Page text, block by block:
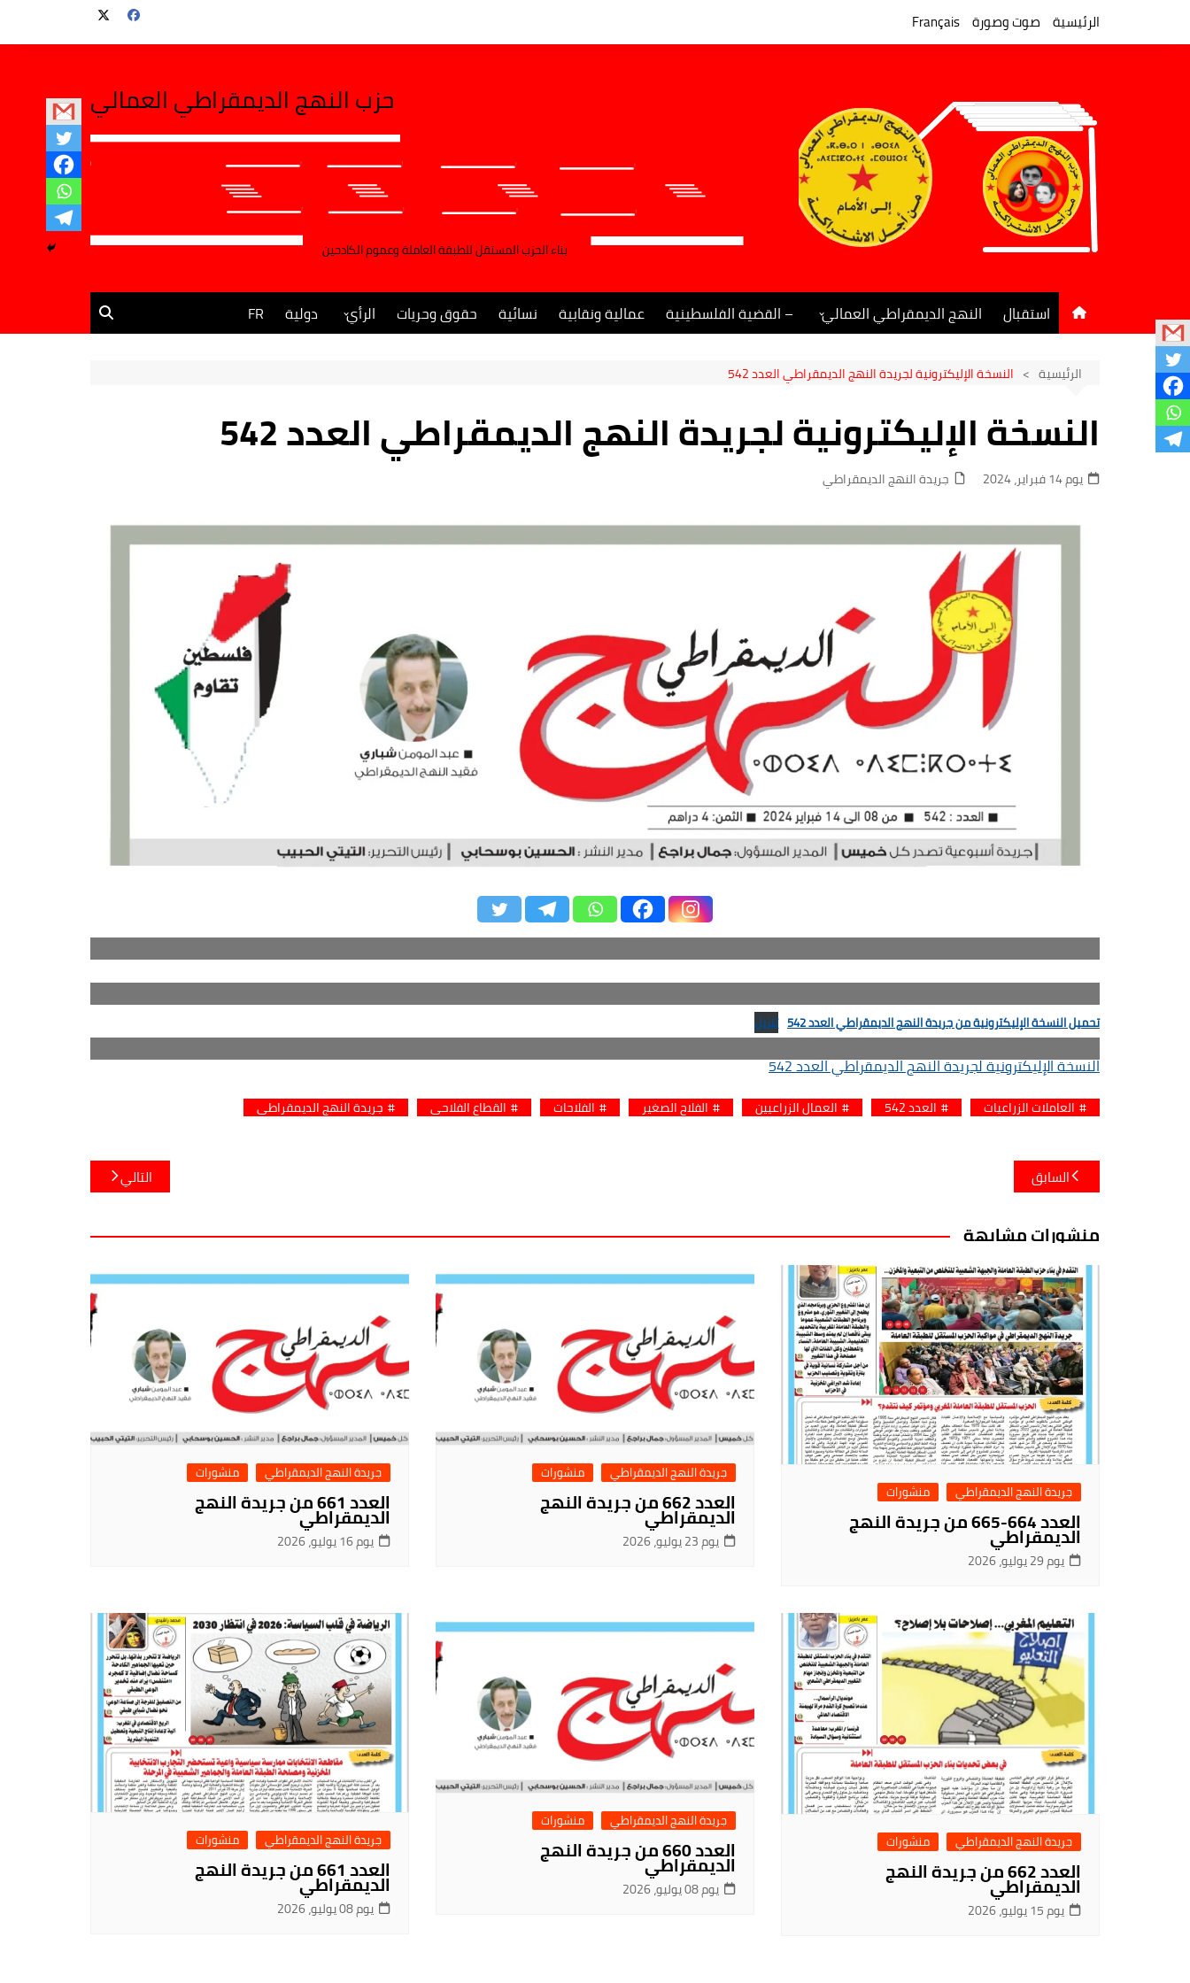
الرئيسية صوت وصورة Français
حزب النهج الديمقراطي العمالي
بناء الحزب المستقل للطبقة العاملة وعموم الكادحين
استقبال النهج الديمقراطي العمالي
جريدة النهج الديمقراطي
– القضية الفلسطينية عمالية ونقابية نسائية حقوق وحريات الرأي دولية FR
الرئيسية النسخة الإليكترونية لجريدة النهج الديمقراطي العدد 542
النسخة الإليكترونية لجريدة النهج الديمقراطي العدد 542
يوم 14 فبراير، 2024 جريدة النهج الديمقراطي
تحميل النسخة الإليكترونية من جريدة النهج الديمقراطي العدد 542 تنزيل
النسخة الإليكترونية لجريدة النهج الديمقراطي العدد 542
العاملات الزراعيات العدد 542 العمال الزراعيين الفلاح الصغير الفلاحات القطاع الفلاحي جريدة النهج الديمقراطي
تصفّح
المقالات
السابق التالي
منشورات مشابهة
جريدة النهج الديمقراطي منشورات
العدد 664-665 من جريدة النهج الديمقراطي
يوم 29 يوليو، 2026
جريدة النهج الديمقراطي منشورات
العدد 662 من جريدة النهجالديمقراطي
يوم 23 يوليو، 2026
جريدة النهج الديمقراطي منشورات
العدد 661 من جريدة النهجالديمقراطي
يوم 16 يوليو، 2026
جريدة النهج الديمقراطي منشورات
العدد 662 من جريدة النهجالديمقراطي
يوم 15 يوليو، 2026
جريدة النهج الديمقراطي منشورات
العدد 660 من جريدة النهجالديمقراطي
يوم 08 يوليو، 2026
جريدة النهج الديمقراطي منشورات
العدد 661 من جريدة النهجالديمقراطي
يوم 08 يوليو، 2026